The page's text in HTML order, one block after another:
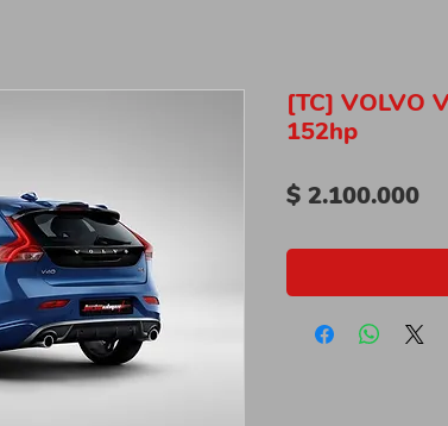
[TC] VOLVO
152hp
$ 2.100.000